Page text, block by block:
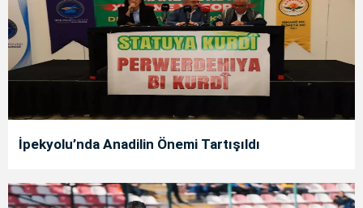
İpekyolu’nda Anadilin Önemi Tartışıldı